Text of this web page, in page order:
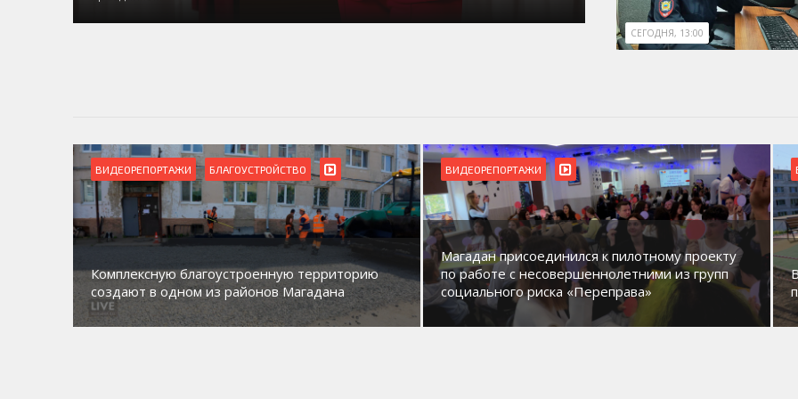
СЕГОДНЯ, 13:00
ВИДЕОРЕПОРТАЖИ БЛАГОУСТРОЙСТВО
Комплексную благоустроенную территорию
создают в одном из районов Магадана
ВИДЕОРЕПОРТАЖИ
Магадан присоединился к пилотному проекту
по работе с несовершеннолетними из групп
социального риска «Переправа»